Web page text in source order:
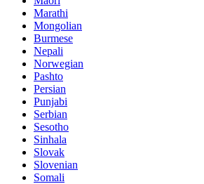
Marathi
Mongolian
Burmese
Nepali
Norwegian
Pashto
Persian
Punjabi
Serbian
Sesotho
Sinhala
Slovak
Slovenian
Somali